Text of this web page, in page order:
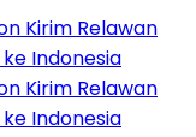
Kirim Relawan
ke Indonesia
Kirim Relawan
ke Indonesia